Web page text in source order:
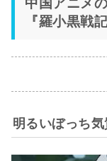
『羅小黒戦
明るいぼっち